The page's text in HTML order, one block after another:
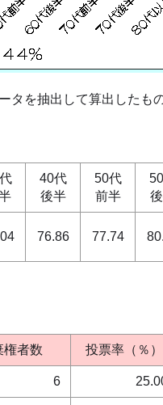
を抽出して算出したもの
40代
後半
50代
前半
76.86 77.74
権者数 投票率（％）
6